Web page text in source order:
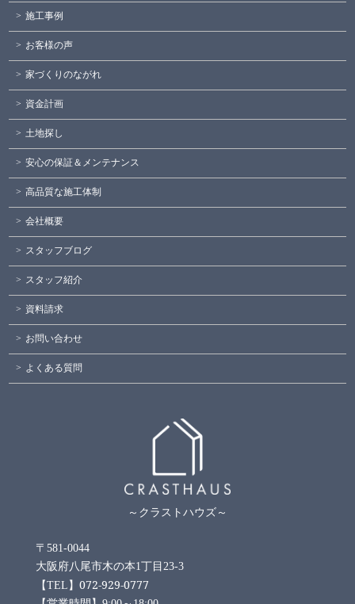
施工事例
お客様の声
家づくりのながれ
資金計画
土地探し
安心の保証＆メンテナンス
高品質な施工体制
会社概要
スタッフブログ
スタッフ紹介
資料請求
お問い合わせ
よくある質問
～クラストハウズ～
〒581-0044
大阪府八尾市木の本1丁目23-3
【TEL】072-929-0777